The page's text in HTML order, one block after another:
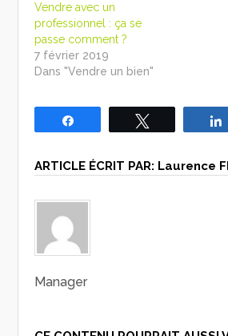
Vendre avec un
professionnel : ça se
passe comment ?
7 février 2019
Dans "Vendre un bien"
ARTICLE ÉCRIT PAR: Laurence
Manager